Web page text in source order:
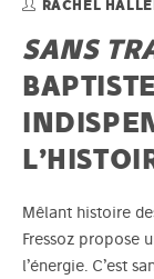
RACHEL
SANS
Mêlant histoire
Fressoz propose
l’énergie. C’est